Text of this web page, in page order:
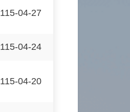
115-04-27
115-04-24
115-04-20